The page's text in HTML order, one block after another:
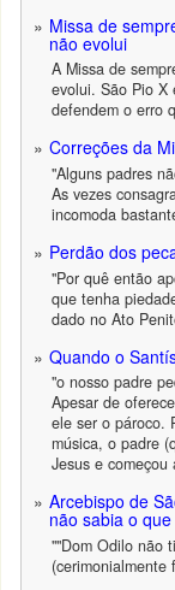
Missa de
não evolui
A Missa de
evolui. São Pio X
defendem o erro
Correções da
"Alguns padres
As vezes
incomoda
Perdão dos
"Por quê então
que tenha
dado no Ato
Quando o
"o nosso padre
Apesar de
ele ser o pároco.
música, o padre
Jesus e começou
Arcebispo de
não sabia o
""Dom Odilo não